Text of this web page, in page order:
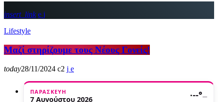
insert_link
Lifestyle
Μαζί στηρίζουμε τους Νέους Γονείς!
today28/11/2024 2
ΠΑΡΑΣΚΕΥΉ
7 Αυγούστου 2026 ·--°—